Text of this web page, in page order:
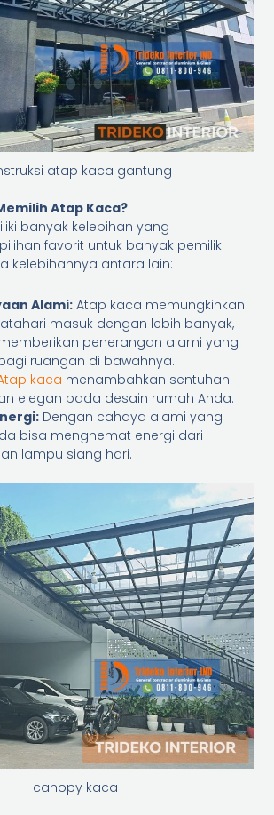
atap kaca gantung
Atap Kaca?
banyak kelebihan yang
favorit untuk banyak pemilik
kelebihannya antara lain:
Alami: Atap kaca memungkinkan
masuk dengan lebih banyak,
penerangan alami yang
ruangan di bawahnya.
kaca menambahkan sentuhan
elegan pada desain rumah Anda.
Dengan cahaya alami yang
bisa menghemat energi dari
lampu siang hari.
canopy kaca